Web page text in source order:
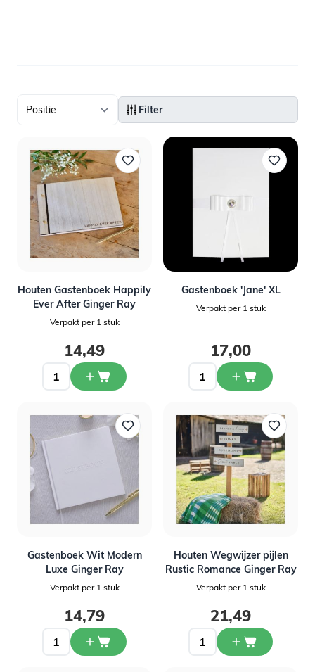
Filter
Houten Gastenboek Happily
Ever After Ginger Ray
Verpakt per 1 stuk
14,49
Gastenboek 'Jane' XL
Verpakt per 1 stuk
17,00
Gastenboek Wit Modern
Luxe Ginger Ray
Verpakt per 1 stuk
14,79
Houten Wegwijzer pijlen
Rustic Romance Ginger Ray
Verpakt per 1 stuk
21,49